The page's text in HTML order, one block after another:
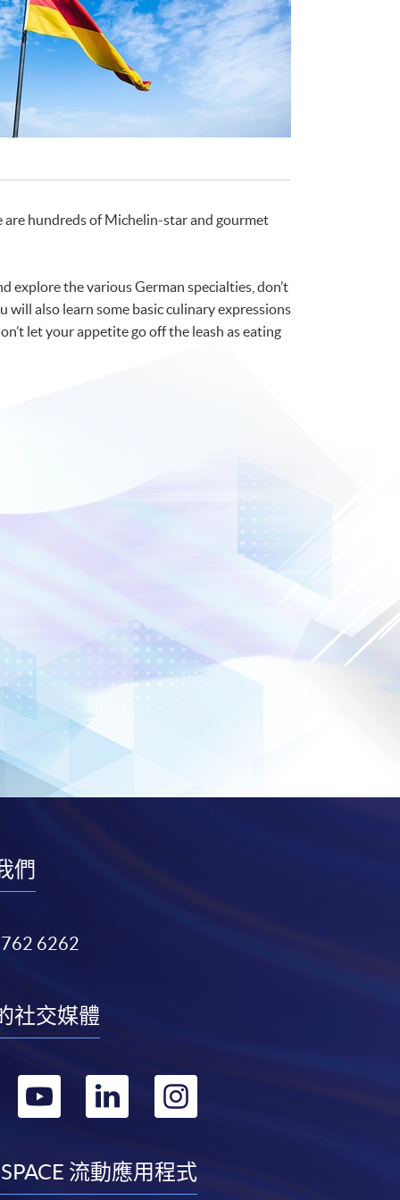
are hundreds of Michelin-star and gourmet
explore the various German specialties, don’t
will also learn some basic culinary expressions
let your appetite go off the leash as eating
們
6262
社交媒體
轉
youtube
轉
linkedin
轉
instagram
流動應用程式